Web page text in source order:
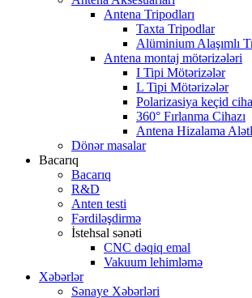
Antena Tripodları
Taxta Tripodlar
Alüminium Alaşımlı
Antena montaj mötərizələri
I Tipi Mötərizələr
L Tipi Mötərizələr
Polarizasiya keçid
360° Fırlanma Cihazı
Antena Hizalama
Dönər masalar
Bacarıq
Bacarıq
R&D
Anten testi
Fərdiləşdirmə
İstehsal sənəti
CNC dəqiq emal
Vakuum lehimləmə
Xəbərlər
Sənaye Xəbərləri